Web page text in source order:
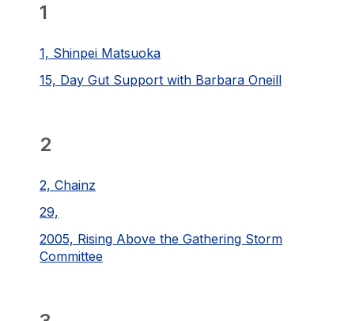
1
1, Shinpei Matsuoka
15, Day Gut Support with Barbara Oneill
2
2, Chainz
29,
2005, Rising Above the Gathering Storm
Committee